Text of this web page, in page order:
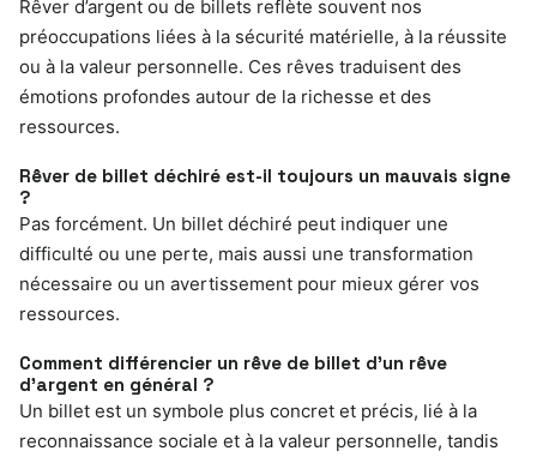
Rêver d’argent ou de billets reflète souvent nos
préoccupations liées à la sécurité matérielle, à la réussite
ou à la valeur personnelle. Ces rêves traduisent des
émotions profondes autour de la richesse et des
ressources.
Rêver de billet déchiré est-il toujours un mauvais signe
?
Pas forcément. Un billet déchiré peut indiquer une
difficulté ou une perte, mais aussi une transformation
nécessaire ou un avertissement pour mieux gérer vos
ressources.
Comment différencier un rêve de billet d’un rêve
d’argent en général ?
Un billet est un symbole plus concret et précis, lié à la
reconnaissance sociale et à la valeur personnelle, tandis